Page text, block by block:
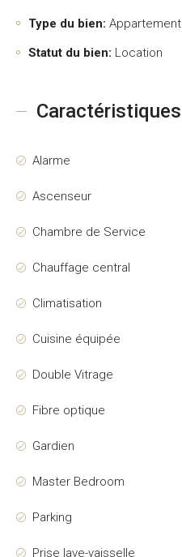
Type du bien: Appartement
Statut du bien: Location
Caractéristiques
Alarme
Ascenseur
Chambre de Service
Chauffage central
Climatisation
Cuisine équipée
Double Vitrage
Fibre optique
Gardien
Master Bedroom
Parking
Prise lave-vaisselle